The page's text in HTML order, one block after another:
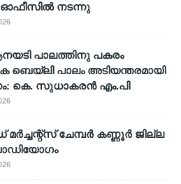
ഓഫീസിൽ നടന്നു
പാലത്തിനു പകരം
ബെയ്‌ലി പാലം അടിയന്തരമായി
കെ. സുധാകരൻ എം.പി
ചേമ്പർ കണ്ണൂർ ജില്ല